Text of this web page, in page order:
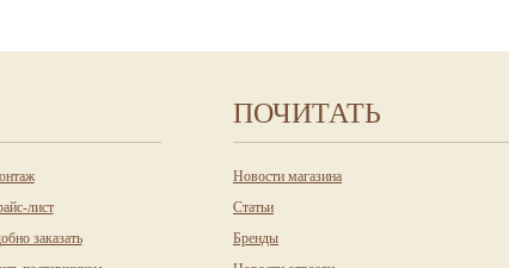
лист
заказать
ПОЧИТАТЬ
Новости магазина
Статьи
Бренды